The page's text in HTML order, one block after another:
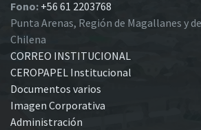
Fono: +56 61 2203768
Punta Arenas, Región de Magallanes y
Chilena
CORREO INSTITUCIONAL
CEROPAPEL Institucional
Documentos varios
Imagen Corporativa
Administración